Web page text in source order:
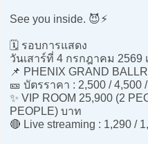
See you inside. 😈⚡
🗓️ รอบการแสดง
วันเสาร์ที่ 4 กรกฎาคม 2569
📌 PHENIX GRAND
🎫 บัตรราคา : 2,500 / 4,500
✨ VIP ROOM 25,900 (2
PEOPLE) บาท
🔴 Live streaming : 1,290 /